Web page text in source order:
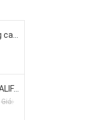
Xe đạp địa hình CALIFA CK6
Giá: